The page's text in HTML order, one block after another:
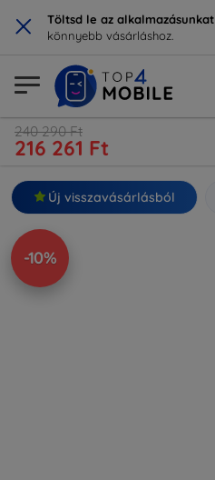
× Töltsd le az alkalmazásunkat
könnyebb vásárláshoz.
240 290 Ft
216 261 Ft
Új visszavásárlásból
-10%